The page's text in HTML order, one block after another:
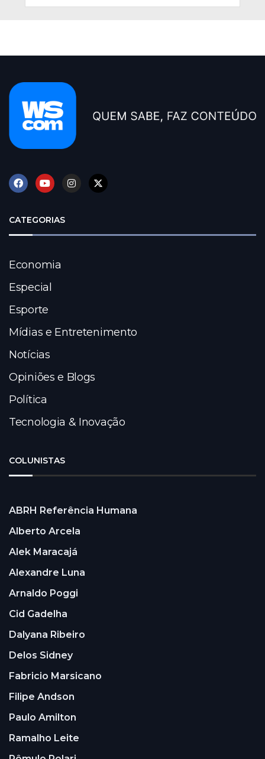
CATEGORIAS
Economia
Especial
Esporte
Mídias e Entretenimento
Notícias
Opiniões e Blogs
Política
Tecnologia & Inovação
COLUNISTAS
ABRH Referência Humana
Alberto Arcela
Alek Maracajá
Alexandre Luna
Arnaldo Poggi
Cid Gadelha
Dalyana Ribeiro
Delos Sidney
Fabricio Marsicano
Filipe Andson
Paulo Amilton
Ramalho Leite